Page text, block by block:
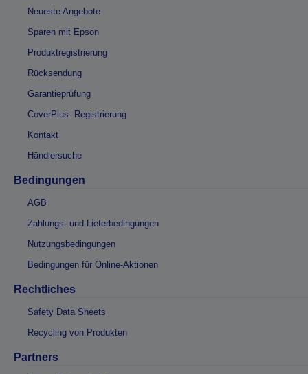
Neueste Angebote
Sparen mit Epson
Produktregistrierung
Rücksendung
Garantieprüfung
CoverPlus- Registrierung
Kontakt
Händlersuche
Bedingungen
AGB
Zahlungs- und Lieferbedingungen
Nutzungsbedingungen
Bedingungen für Online-Aktionen
Rechtliches
Safety Data Sheets
Recycling von Produkten
Partners